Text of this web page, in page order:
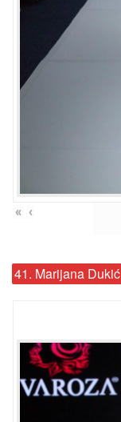
« ‹
41. Marijana Dukić